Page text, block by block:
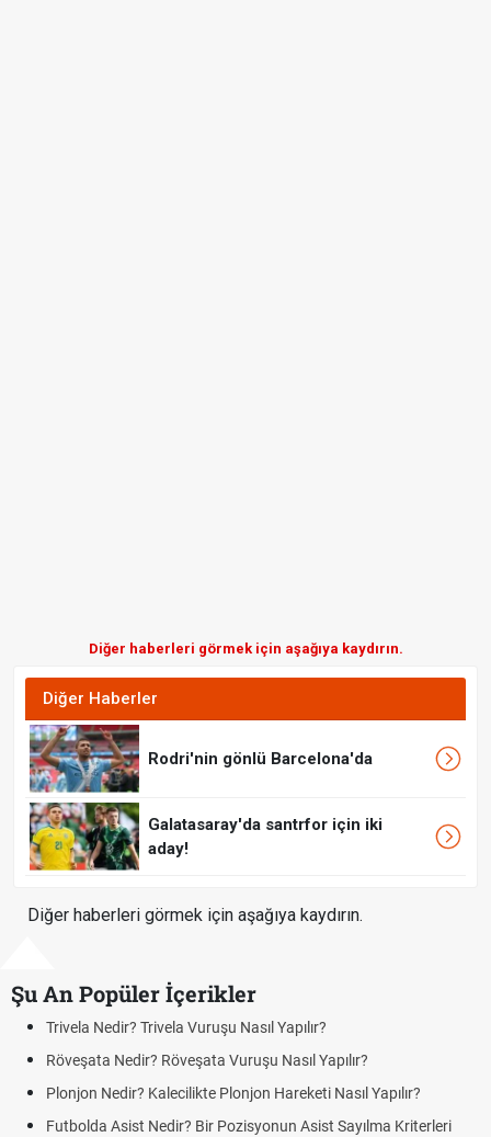
Diğer haberleri görmek için aşağıya kaydırın.
Diğer Haberler
Rodri'nin gönlü Barcelona'da
Galatasaray'da santrfor için iki
aday!
Diğer haberleri görmek için aşağıya kaydırın.
Şu An Popüler İçerikler
Trivela Nedir? Trivela Vuruşu Nasıl Yapılır?
Röveşata Nedir? Röveşata Vuruşu Nasıl Yapılır?
Plonjon Nedir? Kalecilikte Plonjon Hareketi Nasıl Yapılır?
Futbolda Asist Nedir? Bir Pozisyonun Asist Sayılma Kriterleri